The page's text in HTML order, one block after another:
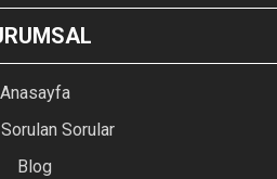
YAZ
noktaları öneri formunu
veya görüntülenemiyor.
bilgiler bulunuyor.
bulunuyor.
Anasayfa
Sorular
Blog